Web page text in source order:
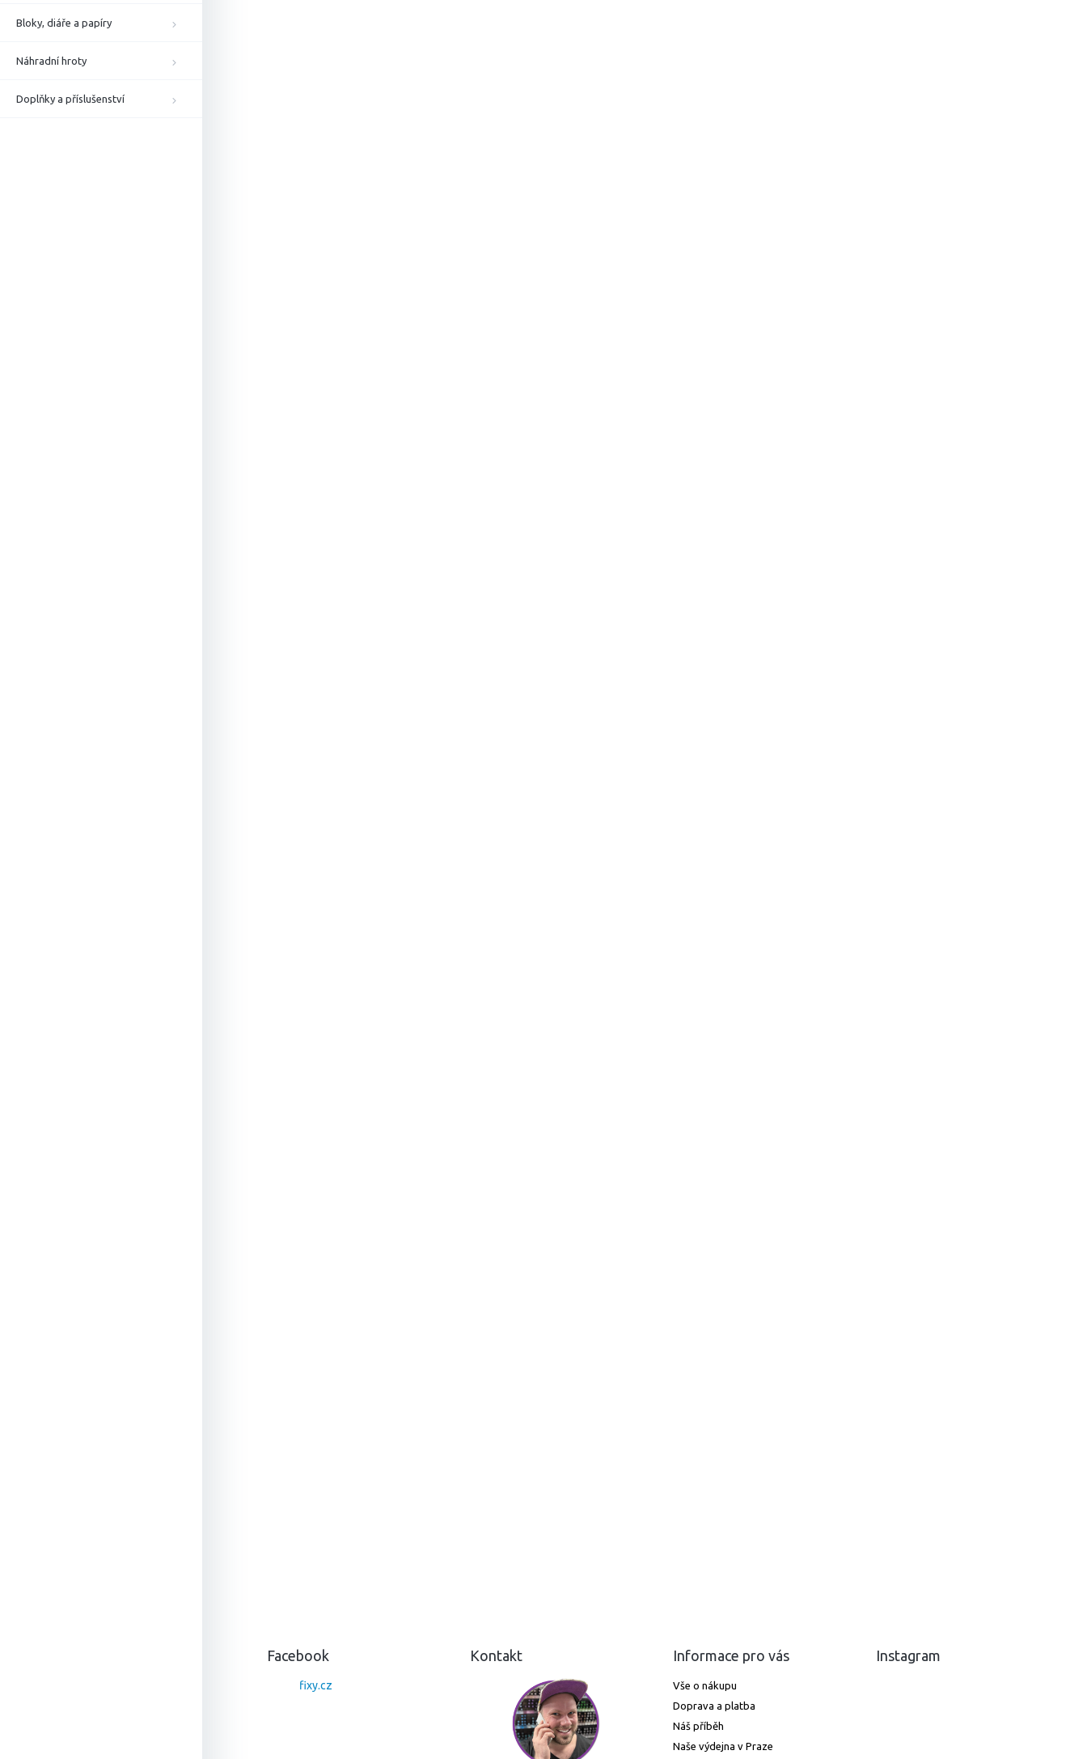
Bloky, diáře a papíry
Náhradní hroty
Doplňky a příslušenství
Facebook
fixy.cz
Kontakt Informace pro vás
Vše o nákupu
Doprava a platba
Náš příběh
Naše výdejna v Praze
Instagram